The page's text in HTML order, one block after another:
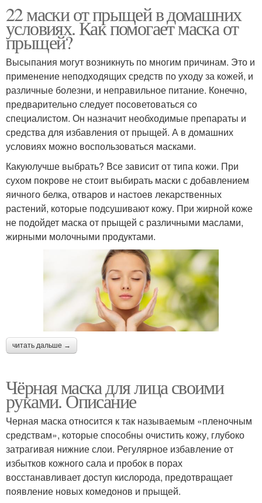
22 маски от прыщей в домашних
условиях. Как помогает маска от
прыщей?
Высыпания могут возникнуть по многим причинам. Это и
применение неподходящих средств по уходу за кожей, и
различные болезни, и неправильное питание. Конечно,
предварительно следует посоветоваться со
специалистом. Он назначит необходимые препараты и
средства для избавления от прыщей. А в домашних
условиях можно воспользоваться масками.
Какуюлучше выбрать? Все зависит от типа кожи. При
сухом покрове не стоит выбирать маски с добавлением
яичного белка, отваров и настоев лекарственных
растений, которые подсушивают кожу. При жирной коже
не подойдет маска от прыщей с различными маслами,
жирными молочными продуктами.
читать дальше →
Чёрная маска для лица своими
руками. Описание
Черная маска относится к так называемым «пленочным
средствам», которые способны очистить кожу, глубоко
затрагивая нижние слои. Регулярное избавление от
избытков кожного сала и пробок в порах
восстанавливает доступ кислорода, предотвращает
появление новых комедонов и прыщей.